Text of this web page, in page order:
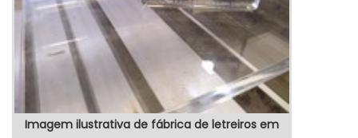
TOTEM POSTO DE GASOLINAHá muit...
Imagem ilustrativa de fábrica de letreiros em